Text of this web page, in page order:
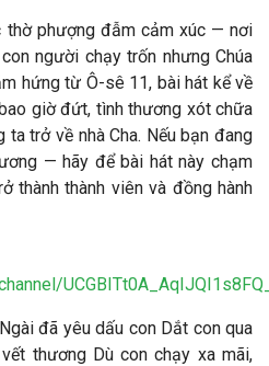
thờ phượng đẫm cảm xúc — nơi
người chạy trốn nhưng Chúa
hứng từ Ô-sê 11, bài hát kể về
giờ đứt, tình thương xót chữa
trở về nhà Cha. Nếu bạn đang
— hãy để bài hát này chạm
thành thành viên và đồng hành
đã yêu dấu con Dắt con qua
thương Dù con chạy xa mãi,